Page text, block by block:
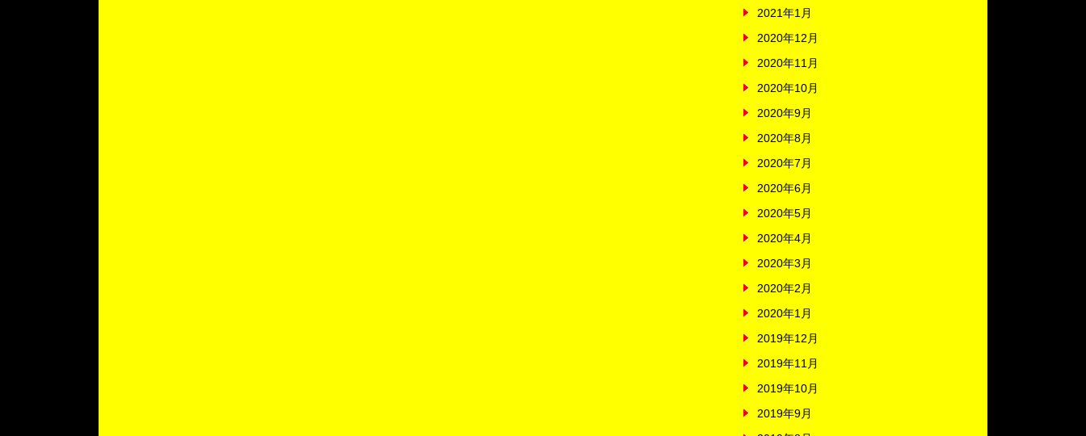
2021年1月
2020年12月
2020年11月
2020年10月
2020年9月
2020年8月
2020年7月
2020年6月
2020年5月
2020年4月
2020年3月
2020年2月
2020年1月
2019年12月
2019年11月
2019年10月
2019年9月